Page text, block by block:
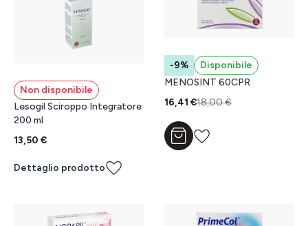
Non disponibile
Lesogil Sciroppo Integratore
200 ml
13,50 €
Dettaglio prodotto
-9%
Disponibile
MENOSINT 60CPR
16,41 €18,00 €
Aggiungi al carrello